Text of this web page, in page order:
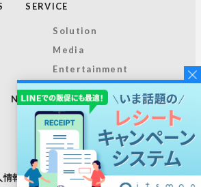
SERVICE
Solution
Media
Entertainment
NEWS TOPICS RECRUIT
情報保護方針 サイトマップ